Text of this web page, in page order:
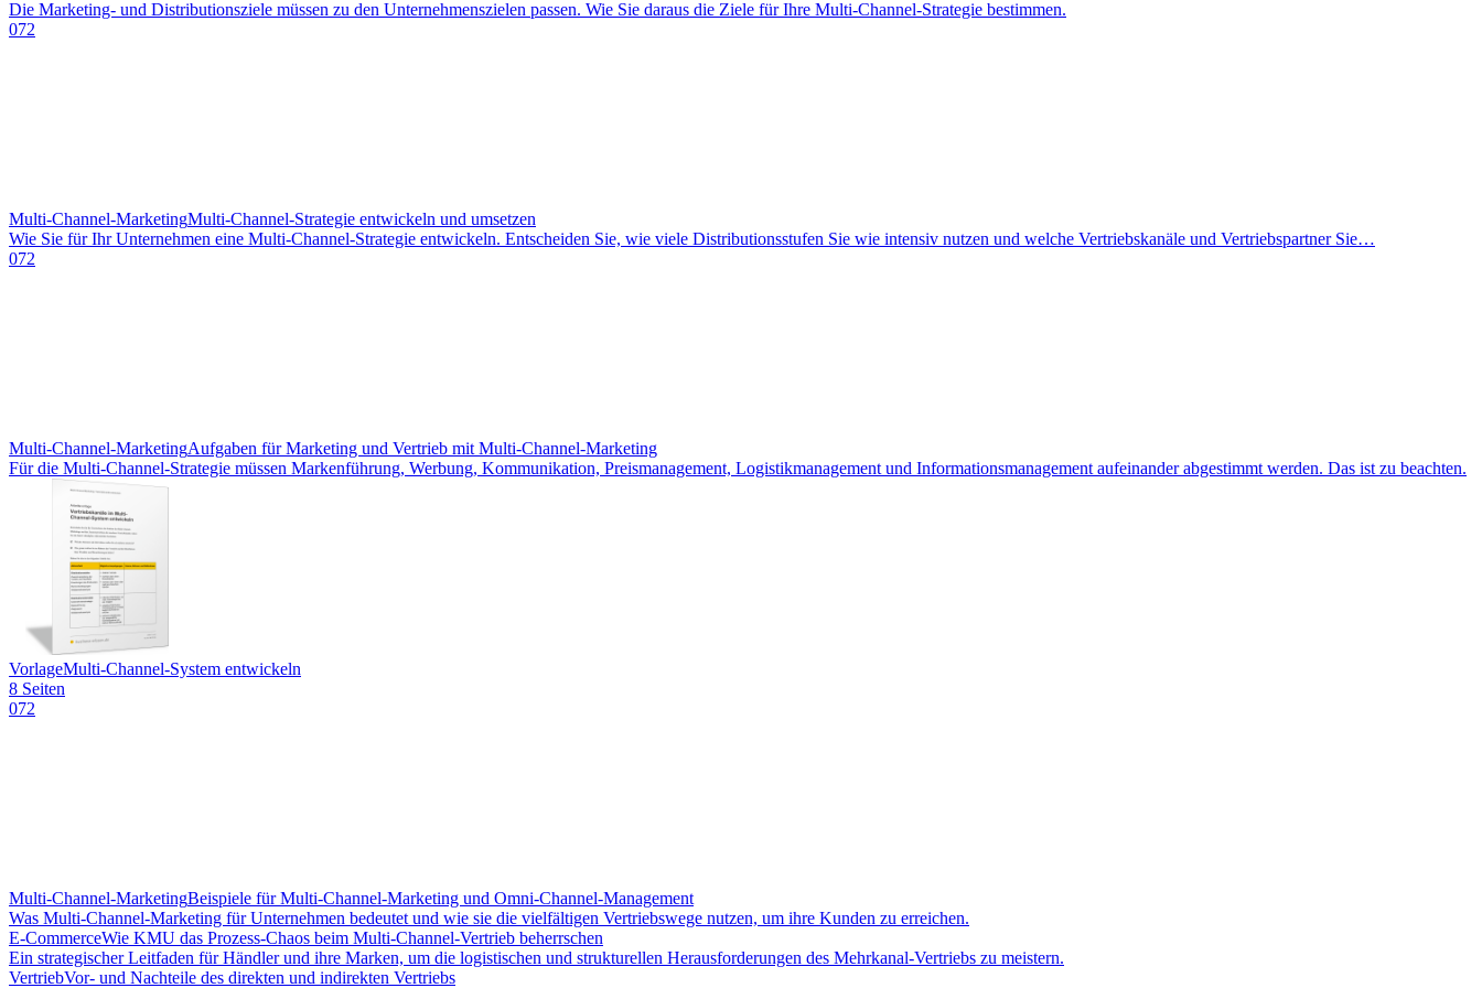
Die Marketing- und Distributionsziele müssen zu den Unternehmenszielen passen. Wie Sie daraus die Ziele für Ihre Multi-Channel-Strategie bestimmen.
072
Multi-Channel-MarketingMulti-Channel-Strategie entwickeln und umsetzen
Wie Sie für Ihr Unternehmen eine Multi-Channel-Strategie entwickeln. Entscheiden Sie, wie viele Distributionsstufen Sie wie intensiv nutzen und welche Vertriebskanäle und Vertriebspartner Sie…
072
Multi-Channel-MarketingAufgaben für Marketing und Vertrieb mit Multi-Channel-Marketing
Für die Multi-Channel-Strategie müssen Markenführung, Werbung, Kommunikation, Preismanagement, Logistikmanagement und Informationsmanagement aufeinander abgestimmt werden. Das ist zu beachten.
VorlageMulti-Channel-System entwickeln
8 Seiten
072
Multi-Channel-MarketingBeispiele für Multi-Channel-Marketing und Omni-Channel-Management
Was Multi-Channel-Marketing für Unternehmen bedeutet und wie sie die vielfältigen Vertriebswege nutzen, um ihre Kunden zu erreichen.
E-CommerceWie KMU das Prozess-Chaos beim Multi-Channel-Vertrieb beherrschen
Ein strategischer Leitfaden für Händler und ihre Marken, um die logistischen und strukturellen Herausforderungen des Mehrkanal-Vertriebs zu meistern.
VertriebVor- und Nachteile des direkten und indirekten Vertriebs